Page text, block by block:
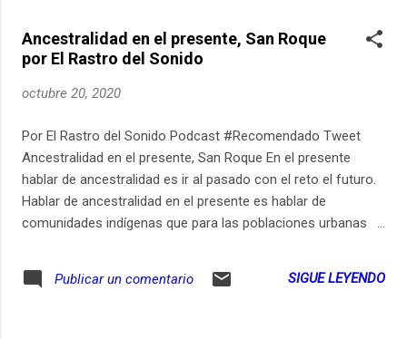
Ancestralidad en el presente, San Roque
por El Rastro del Sonido
octubre 20, 2020
Por El Rastro del Sonido Podcast #Recomendado Tweet
Ancestralidad en el presente, San Roque En el presente
hablar de ancestralidad es ir al pasado con el reto el futuro.
Hablar de ancestralidad en el presente es hablar de
comunidades indígenas que para las poblaciones urbanas
hijos de la nueva constitución política de Colombia en 1995.
Publicar un comentario SIGUE LEYENDO